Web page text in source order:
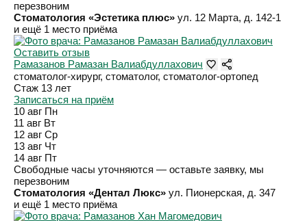
перезвоним
Стоматология «Эстетика плюс» ул. 12 Марта, д. 142-1
и ещё 1 место приёма
Оставить отзыв
Рамазанов Рамазан Валиабдуллахович
стоматолог-хирург, стоматолог, стоматолог-ортопед
Стаж 13 лет
Записаться на приём
10 авг Пн
11 авг Вт
12 авг Ср
13 авг Чт
14 авг Пт
Свободные часы уточняются — оставьте заявку, мы
перезвоним
Стоматология «Дентал Люкс» ул. Пионерская, д. 347
и ещё 1 место приёма